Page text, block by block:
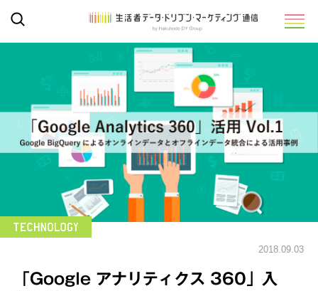
2018.09.03
「Google アナリティクス 360」入